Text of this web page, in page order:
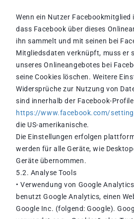
Wenn ein Nutzer
dass Facebook über dieses
ihn sammelt und mit seinen bei
Mitgliedsdaten verknüpft, muss er
unseres Onlineangebotes bei
seine Cookies löschen. Weitere
Widersprüche zur Nutzung von
sind innerhalb der Facebook-
https://www.facebook.com/
die US-amerikanische.
Die Einstellungen erfolgen
werden für alle Geräte, wie
Geräte übernommen.
5.2. Analyse Tools
• Verwendung von Google
benutzt Google Analytics, einen
Google Inc. (folgend: Google).